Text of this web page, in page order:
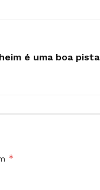
é uma boa pista
*